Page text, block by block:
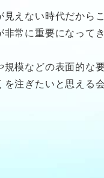
見えない時代だから
常に重要になってき
規模などの表面的な
を注ぎたいと思える